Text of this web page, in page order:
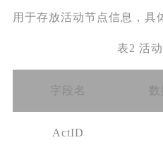
用于存放活动节点信息，具
表2 活
字段名 数
ActID